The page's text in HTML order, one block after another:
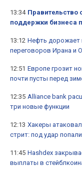
13:34 Правительство
поддержки бизнеса
13:12 Нефть дорожает
переговоров Ирана и
12:51 Европе грозит
почти пусты перед
12:35 Alliance bank
три новые функции
12:13 Хакеры
стрит: под удар
11:45 Hashdex
выплаты в